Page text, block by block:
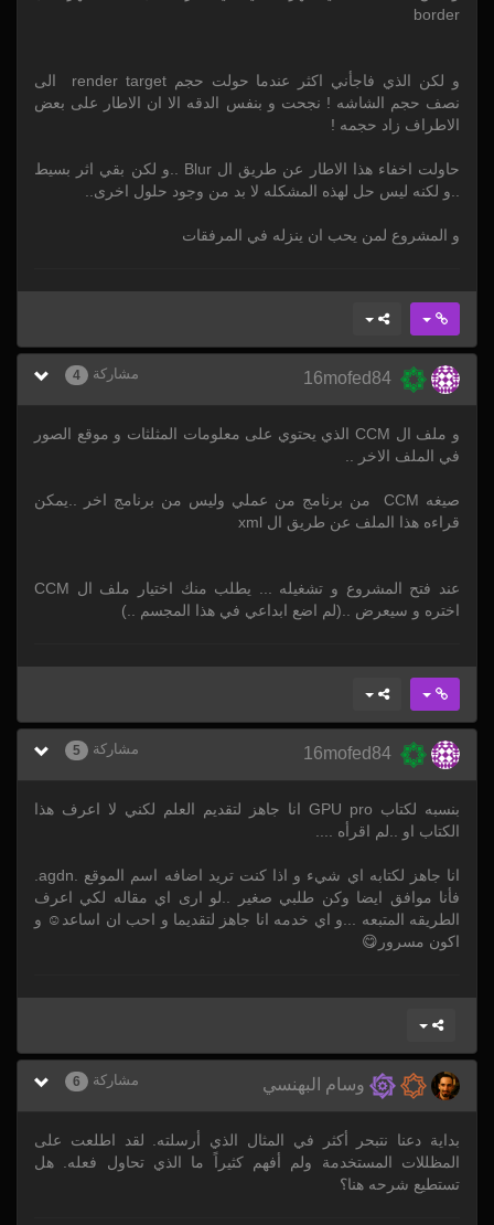
border
و لكن الذي فاجأني اكثر عندما حولت حجم render target الى
نصف حجم الشاشه ! نجحت و بنفس الدقه الا ان الاطار على بعض
الاطراف زاد حجمه !
حاولت اخفاء هذا الاطار عن طريق ال Blur ..و لكن بقي اثر بسيط
..و لكنه ليس حل لهذه المشكله لا بد من وجود حلول اخرى..
و المشروع لمن يحب ان ينزله في المرفقات
16mofed84 مشاركة 4
و ملف ال CCM الذي يحتوي على معلومات المثلثات و موقع الصور
في الملف الاخر ..
صيغه CCM من برنامج من عملي وليس من برنامج اخر ..يمكن
قراءه هذا الملف عن طريق ال xml
عند فتح المشروع و تشغيله ... يطلب منك اختيار ملف ال CCM
اختره و سيعرض ..(لم اضع ابداعي في هذا المجسم ..)
16mofed84 مشاركة 5
بنسبه لكتاب GPU pro انا جاهز لتقديم العلم لكني لا اعرف هذا
الكتاب او ..لم اقرأه ....
فأنا موافق ايضا وكن طلبي صغير ..لو ارى اي مقاله لكي اعرف
الطريقه المتبعه ...و اي خدمه انا جاهز لتقديما و احب ان اساعد☺ و
اكون مسرور😋
وسام البهنسي مشاركة 6
بداية دعنا نتبحر أكثر في المثال الذي أرسلته. لقد اطلعت على
المظللات المستخدمة ولم أفهم كثيراً ما الذي تحاول فعله. هل
تستطيع شرحه هنا؟